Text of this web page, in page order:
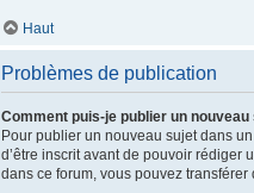
Haut
Problèmes de publication
Comment puis-je publier un
Pour publier un nouveau sujet dans
d’être inscrit avant de pouvoir rédiger
dans ce forum, vous pouvez